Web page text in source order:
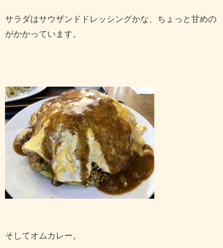
サラダはサウザンドドレッシングかな、ちょっと甘めの
がかかっています。
そしてオムカレー。